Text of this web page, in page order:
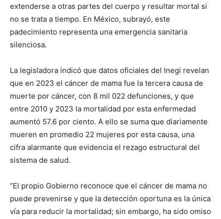
extenderse a otras partes del cuerpo y resultar mortal si
no se trata a tiempo. En México, subrayó, este
padecimiento representa una emergencia sanitaria
silenciosa.
La legisladora indicó que datos oficiales del Inegi revelan
que en 2023 el cáncer de mama fue la tercera causa de
muerte por cáncer, con 8 mil 022 defunciones, y que
entre 2010 y 2023 la mortalidad por esta enfermedad
aumentó 57.6 por ciento. A ello se suma que diariamente
mueren en promedio 22 mujeres por esta causa, una
cifra alarmante que evidencia el rezago estructural del
sistema de salud.
“El propio Gobierno reconoce que el cáncer de mama no
puede prevenirse y que la detección oportuna es la única
vía para reducir la mortalidad; sin embargo, ha sido omiso